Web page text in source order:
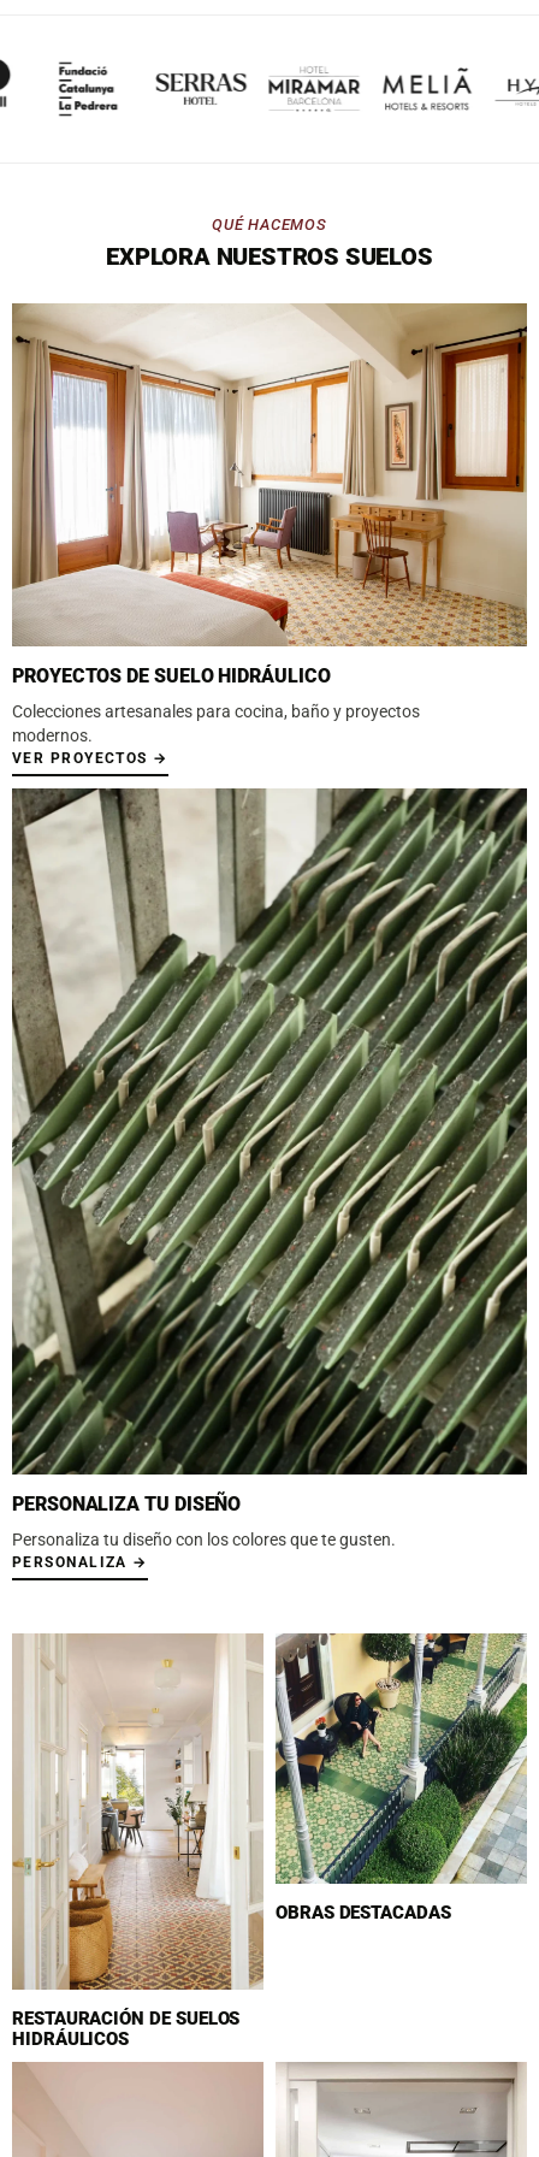
QUÉ HACEMOS
EXPLORA NUESTROS SUELOS
PROYECTOS DE SUELO HIDRÁULICO
Colecciones artesanales para cocina, baño y proyectos
modernos.
VER PROYECTOS →
PERSONALIZA TU DISEÑO
Personaliza tu diseño con los colores que te gusten.
PERSONALIZA →
RESTAURACIÓN DE SUELOS
HIDRÁULICOS
OBRAS DESTACADAS